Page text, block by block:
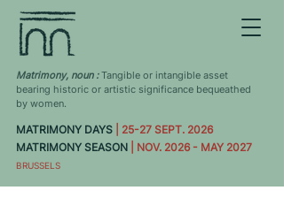
Matrimony, noun :Tangible or intangible asset
bearing historic or artistic significance bequeathed
by women.
MATRIMONY DAYS | 25-27 SEPT. 2026
MATRIMONY SEASON | NOV. 2026 - MAY 2027
BRUSSELS